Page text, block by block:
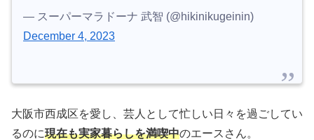
— スーパーマラドーナ 武智 (@hikinikugeinin)
December 4, 2023
大阪市西成区を愛し、芸人として忙しい日々を過ごしてい
るのに現在も実家暮らしを満喫中のエースさん。